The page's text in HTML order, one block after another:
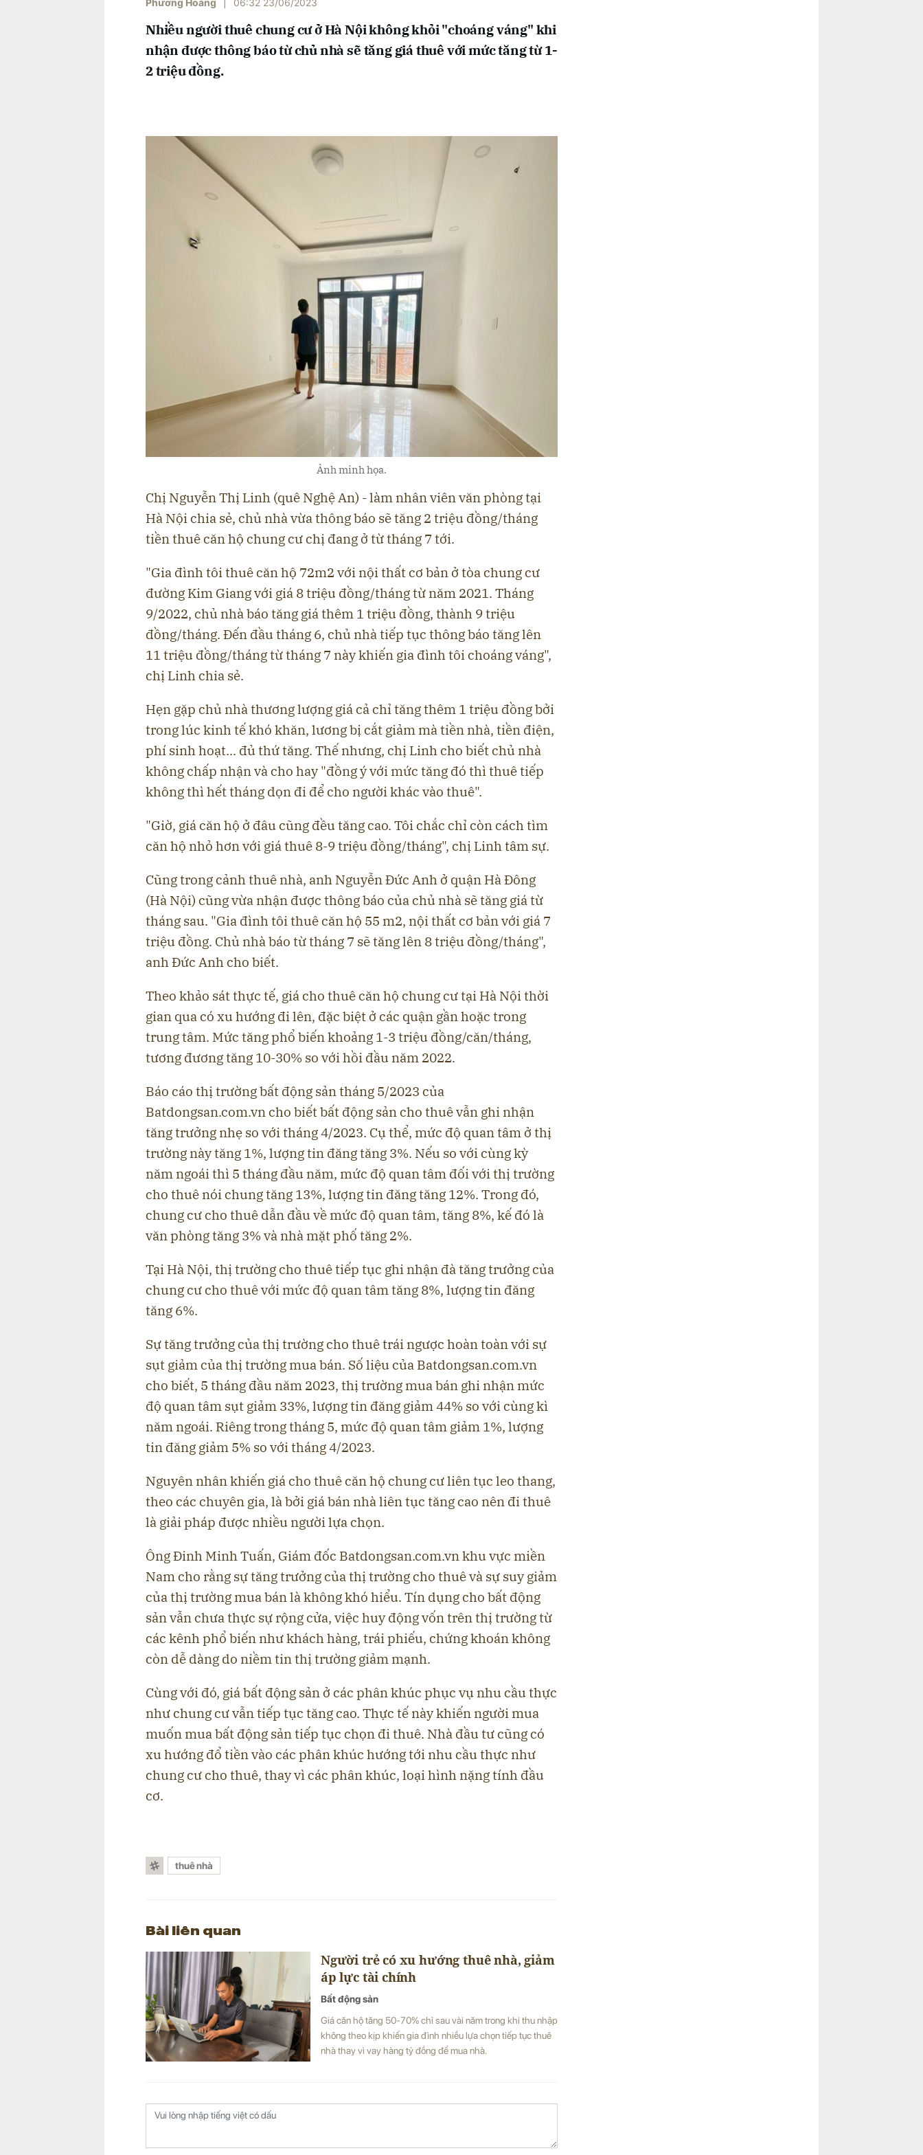
Phương Hoàng 06:32 23/06/2023
Nhiều người thuê chung cư ở Hà Nội không khỏi "choáng váng" khi
nhận được thông báo từ chủ nhà sẽ tăng giá thuê với mức tăng từ 1-
2 triệu đồng.
Ảnh minh họa.
Chị Nguyễn Thị Linh (quê Nghệ An) - làm nhân viên văn phòng tại
Hà Nội chia sẻ, chủ nhà vừa thông báo sẽ tăng 2 triệu đồng/tháng
tiền thuê căn hộ chung cư chị đang ở từ tháng 7 tới.
"Gia đình tôi thuê căn hộ 72m2 với nội thất cơ bản ở tòa chung cư
đường Kim Giang với giá 8 triệu đồng/tháng từ năm 2021. Tháng
9/2022, chủ nhà báo tăng giá thêm 1 triệu đồng, thành 9 triệu
đồng/tháng. Đến đầu tháng 6, chủ nhà tiếp tục thông báo tăng lên
11 triệu đồng/tháng từ tháng 7 này khiến gia đình tôi choáng váng",
chị Linh chia sẻ.
Hẹn gặp chủ nhà thương lượng giá cả chỉ tăng thêm 1 triệu đồng bởi
trong lúc kinh tế khó khăn, lương bị cắt giảm mà tiền nhà, tiền điện,
phí sinh hoạt... đủ thứ tăng. Thế nhưng, chị Linh cho biết chủ nhà
không chấp nhận và cho hay "đồng ý với mức tăng đó thì thuê tiếp
không thì hết tháng dọn đi để cho người khác vào thuê".
"Giờ, giá căn hộ ở đâu cũng đều tăng cao. Tôi chắc chỉ còn cách tìm
căn hộ nhỏ hơn với giá thuê 8-9 triệu đồng/tháng", chị Linh tâm sự.
Cũng trong cảnh thuê nhà, anh Nguyễn Đức Anh ở quận Hà Đông
(Hà Nội) cũng vừa nhận được thông báo của chủ nhà sẽ tăng giá từ
tháng sau. "Gia đình tôi thuê căn hộ 55 m2, nội thất cơ bản với giá 7
triệu đồng. Chủ nhà báo từ tháng 7 sẽ tăng lên 8 triệu đồng/tháng",
anh Đức Anh cho biết.
Theo khảo sát thực tế, giá cho thuê căn hộ chung cư tại Hà Nội thời
gian qua có xu hướng đi lên, đặc biệt ở các quận gần hoặc trong
trung tâm. Mức tăng phổ biến khoảng 1-3 triệu đồng/căn/tháng,
tương đương tăng 10-30% so với hồi đầu năm 2022.
Báo cáo thị trường bất động sản tháng 5/2023 của
Batdongsan.com.vn cho biết bất động sản cho thuê vẫn ghi nhận
tăng trưởng nhẹ so với tháng 4/2023. Cụ thể, mức độ quan tâm ở thị
trường này tăng 1%, lượng tin đăng tăng 3%. Nếu so với cùng kỳ
năm ngoái thì 5 tháng đầu năm, mức độ quan tâm đối với thị trường
cho thuê nói chung tăng 13%, lượng tin đăng tăng 12%. Trong đó,
chung cư cho thuê dẫn đầu về mức độ quan tâm, tăng 8%, kế đó là
văn phòng tăng 3% và nhà mặt phố tăng 2%.
Tại Hà Nội, thị trường cho thuê tiếp tục ghi nhận đà tăng trưởng của
chung cư cho thuê với mức độ quan tâm tăng 8%, lượng tin đăng
tăng 6%.
Sự tăng trưởng của thị trường cho thuê trái ngược hoàn toàn với sự
sụt giảm của thị trường mua bán. Số liệu của Batdongsan.com.vn
cho biết, 5 tháng đầu năm 2023, thị trường mua bán ghi nhận mức
độ quan tâm sụt giảm 33%, lượng tin đăng giảm 44% so với cùng kì
năm ngoái. Riêng trong tháng 5, mức độ quan tâm giảm 1%, lượng
tin đăng giảm 5% so với tháng 4/2023.
Nguyên nhân khiến giá cho thuê căn hộ chung cư liên tục leo thang,
theo các chuyên gia, là bởi giá bán nhà liên tục tăng cao nên đi thuê
là giải pháp được nhiều người lựa chọn.
Ông Đinh Minh Tuấn, Giám đốc Batdongsan.com.vn khu vực miền
Nam cho rằng sự tăng trưởng của thị trường cho thuê và sự suy giảm
của thị trường mua bán là không khó hiểu. Tín dụng cho bất động
sản vẫn chưa thực sự rộng cửa, việc huy động vốn trên thị trường từ
các kênh phổ biến như khách hàng, trái phiếu, chứng khoán không
còn dễ dàng do niềm tin thị trường giảm mạnh.
Cùng với đó, giá bất động sản ở các phân khúc phục vụ nhu cầu thực
như chung cư vẫn tiếp tục tăng cao. Thực tế này khiến người mua
muốn mua bất động sản tiếp tục chọn đi thuê. Nhà đầu tư cũng có
xu hướng đổ tiền vào các phân khúc hướng tới nhu cầu thực như
chung cư cho thuê, thay vì các phân khúc, loại hình nặng tính đầu
cơ.
thuê nhà
Bài liên quan
Người trẻ có xu hướng thuê nhà, giảm
áp lực tài chính
Bất động sản
Giá căn hộ tăng 50-70% chỉ sau vài năm trong khi thu nhập
không theo kịp khiến gia đình nhiều lựa chọn tiếp tục thuê
nhà thay vì vay hàng tỷ đồng để mua nhà.